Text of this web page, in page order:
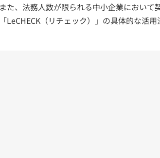
また、法務人数が限られる中小企業におい
「LeCHECK（リチェック）」の具体的な活